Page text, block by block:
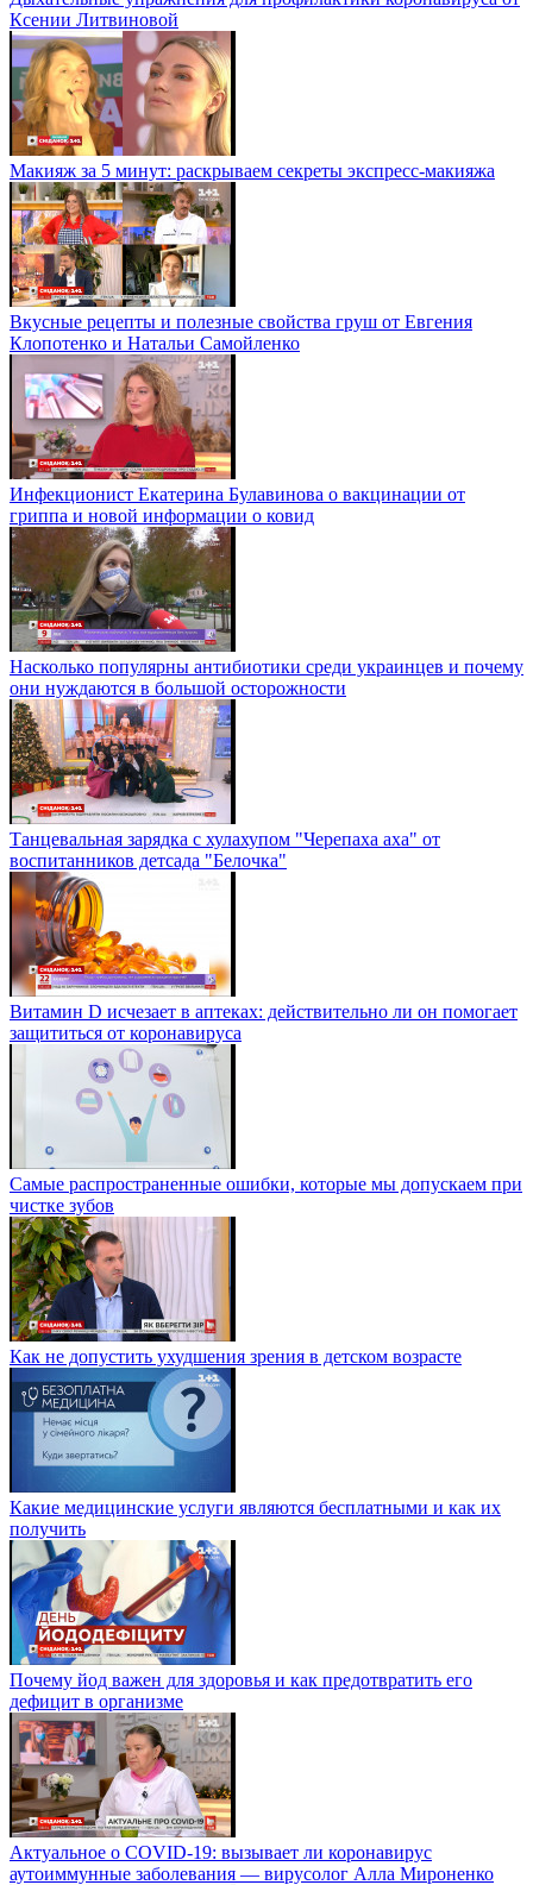
Ксении Литвиновой
Макияж за 5 минут: раскрываем секреты экспресс-макияжа
Вкусные рецепты и полезные свойства груш от Евгения
Клопотенко и Натальи Самойленко
Инфекционист Екатерина Булавинова о вакцинации от
гриппа и новой информации о ковид
Насколько популярны антибиотики среди украинцев и почему
они нуждаются в большой осторожности
Танцевальная зарядка с хулахупом "Черепаха аха" от
воспитанников детсада "Белочка"
Витамин D исчезает в аптеках: действительно ли он помогает
защититься от коронавируса
Самые распространенные ошибки, которые мы допускаем при
чистке зубов
Как не допустить ухудшения зрения в детском возрасте
Какие медицинские услуги являются бесплатными и как их
получить
Почему йод важен для здоровья и как предотвратить его
дефицит в организме
Актуальное о COVID-19: вызывает ли коронавирус
аутоиммунные заболевания — вирусолог Алла Мироненко